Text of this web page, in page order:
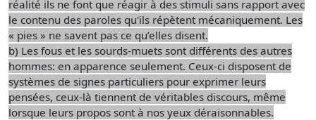
réalité ils ne font que réagir à des stimuli sans rapport avec
le contenu des paroles qu'ils répètent mécaniquement. Les
« pies » ne savent pas ce qu’elles disent.
b) Les fous et les sourds-muets sont différents des autres
hommes: en apparence seulement. Ceux-ci disposent de
systèmes de signes particuliers pour exprimer leurs
pensées, ceux-là tiennent de véritables discours, même
lorsque leurs propos sont à nos yeux déraisonnables.